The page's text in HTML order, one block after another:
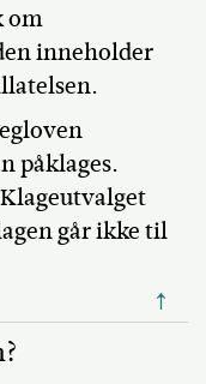
om
inneholder
påklages.
går ikke til
↑